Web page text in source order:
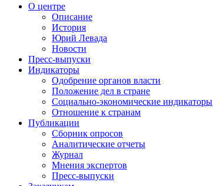
О центре
Описание
История
Юрий Левада
Новости
Пресс-выпуски
Индикаторы
Одобрение органов власти
Положение дел в стране
Социально-экономические индикаторы
Отношение к странам
Публикации
Сборник опросов
Аналитические отчеты
Журнал
Мнения экспертов
Пресс-выпуски